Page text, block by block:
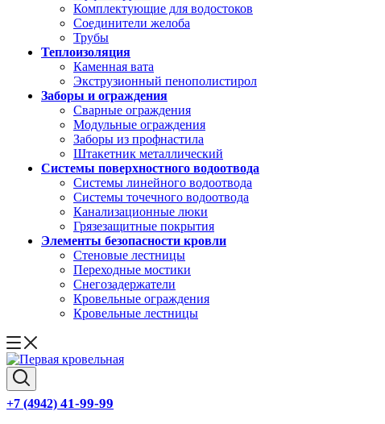
Комплектующие для водостоков
Соединители желоба
Трубы
Теплоизоляция
Каменная вата
Экструзионный пенополистирол
Заборы и ограждения
Сварные ограждения
Модульные ограждения
Заборы из профнастила
Штакетник металлический
Системы поверхностного водоотвода
Системы линейного водоотвода
Системы точечного водоотвода
Канализационные люки
Грязезащитные покрытия
Элементы безопасности кровли
Стеновые лестницы
Переходные мостики
Снегозадержатели
Кровельные ограждения
Кровельные лестницы
+7 (4942) 41-99-99